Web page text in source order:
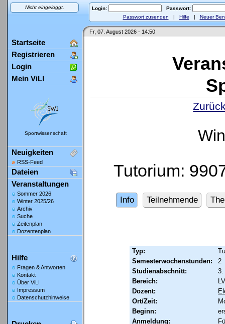
Nicht eingeloggt. Login:
Passwort:
Passwort zusenden | Hilfe | Neuer
Fr, 07. August 2026 - 14:50
Startseite
Registrieren
Login
Mein ViLI
Sportwissenschaft
Neuigkeiten
RSS-Feed
Dateien
Veranstaltungen
Sommer 2026
Winter 2025/26
Archiv
Suche
Zeitenplan
Dozentenplan
Hilfe
Fragen & Antworten
Kontakt
Über ViLI
Impressum
Datenschutzhinweise
Tutorium:
Info Teilnehmende
Typ:
Semesterwochenstunden:
2
Studienabschnitt:
3.
Bereich:
Dozent:
Ort/Zeit:
Beginn:
Anmeldung: